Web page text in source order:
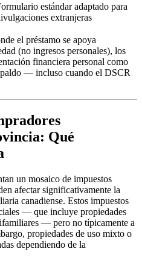
estándar adaptado para
extranjeras
el préstamo se apoya
(no ingresos personales), los
financiera personal como
— incluso cuando el DSCR
Qué
un mosaico de impuestos
afectar significativamente la
canadiense. Estos impuestos
— que incluye propiedades
— pero no típicamente a
propiedades de uso mixto o
dependiendo de la